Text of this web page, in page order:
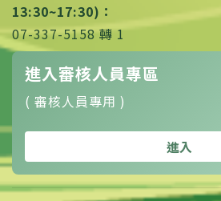
13:30~17:30)：
07-337-5158 轉 1
進入審核人員專區
( 審核人員專用 )
進入